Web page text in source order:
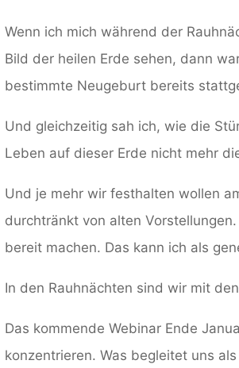
Wenn ich mich während der
Bild der heilen Erde sehen, dann
bestimmte Neugeburt bereits
Und gleichzeitig sah ich, wie die
Leben auf dieser Erde nicht mehr
Und je mehr wir festhalten wollen
durchtränkt von alten
bereit machen. Das kann ich als
In den Rauhnächten sind wir mit
Das kommende Webinar Ende
konzentrieren. Was begleitet uns